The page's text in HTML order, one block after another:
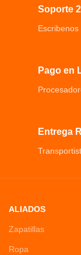
Soporte
Pago en
Entrega
ALIADOS
Zapatillas
Ropa